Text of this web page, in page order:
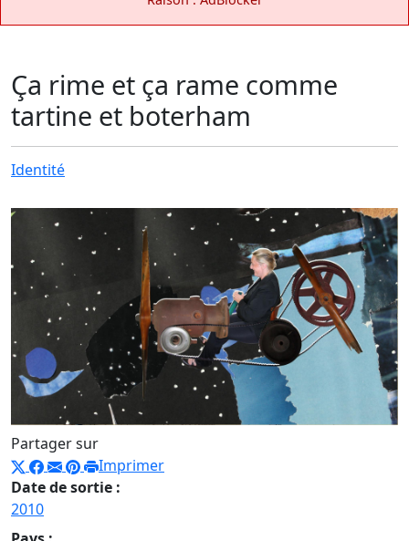
Ça rime et ça rame comme
tartine et boterham
Identité
Partager sur
Imprimer
Date de sortie :
2010